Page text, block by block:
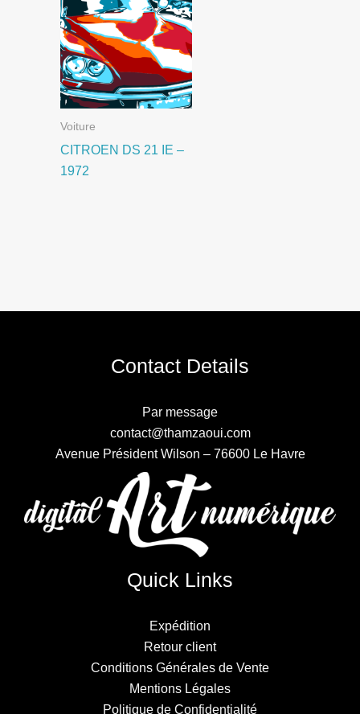
Voiture
CITROEN DS 21 IE –
1972
Contact Details
Par message
contact@thamzaoui.com
Avenue Président Wilson – 76600 Le Havre
Quick Links
Expédition
Retour client
Conditions Générales de Vente
Mentions Légales
Politique de Confidentialité